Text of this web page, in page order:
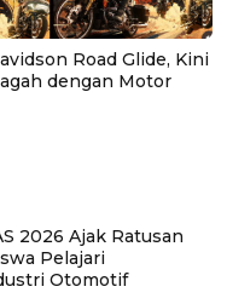
Road Glide, Kini
dengan Motor
2026 Ajak Ratusan
Pelajari
Otomotif